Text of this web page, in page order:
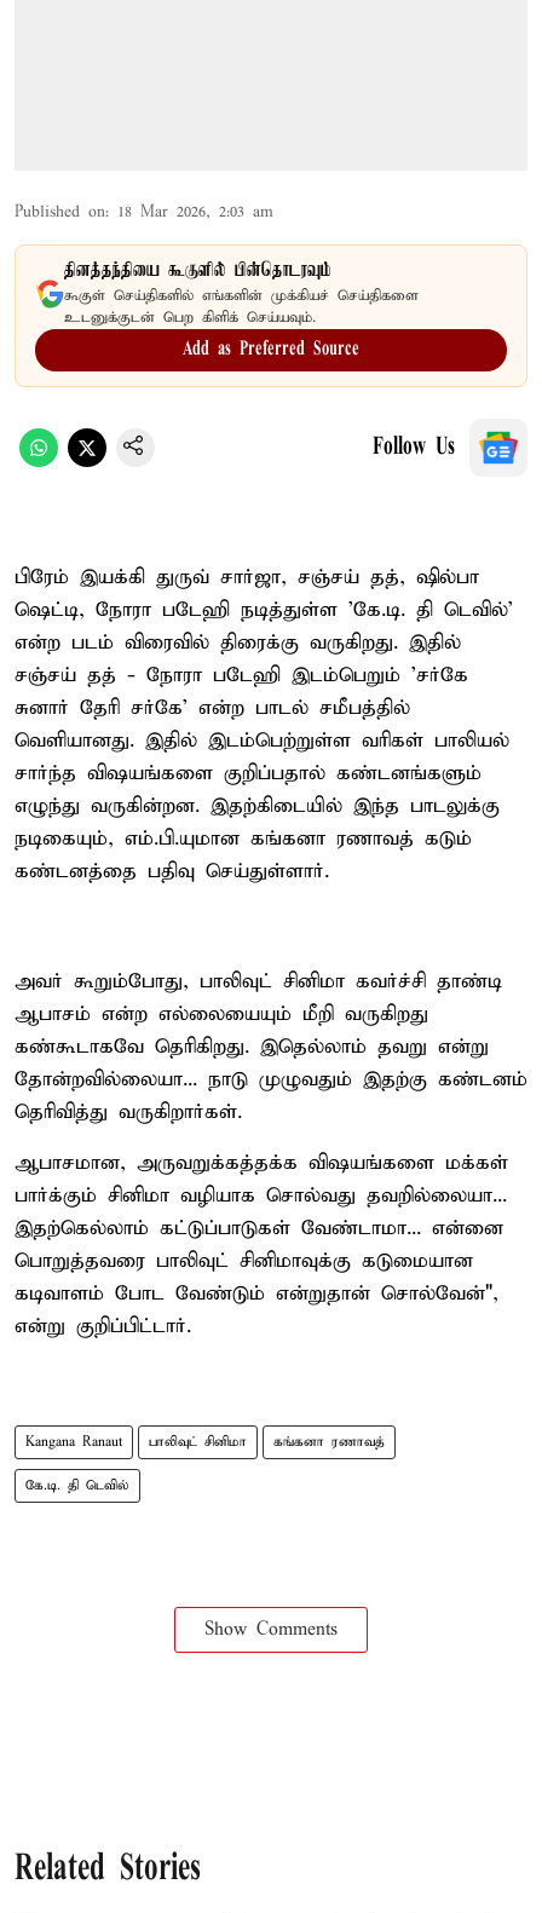
Published on: 18 Mar 2026, 2:03 am
தினத்தந்தியை கூகுளில் பின்தொடரவும்
கூகுள் செய்திகளில் எங்களின் முக்கியச் செய்திகளை
உடனுக்குடன் பெற கிளிக் செய்யவும்.
Add as Preferred Source
Follow Us
பிரேம் இயக்கி துருவ் சார்ஜா, சஞ்சய் தத், ஷில்பா
ஷெட்டி, நோரா படேஹி நடித்துள்ள 'கே.டி. தி டெவில்'
என்ற படம் விரைவில் திரைக்கு வருகிறது. இதில்
சஞ்சய் தத் - நோரா படேஹி இடம்பெறும் 'சர்கே
சுனார் தேரி சர்கே' என்ற பாடல் சமீபத்தில்
வெளியானது. இதில் இடம்பெற்றுள்ள வரிகள் பாலியல்
சார்ந்த விஷயங்களை குறிப்பதால் கண்டனங்களும்
எழுந்து வருகின்றன. இதற்கிடையில் இந்த பாடலுக்கு
நடிகையும், எம்.பி.யுமான கங்கனா ரணாவத் கடும்
கண்டனத்தை பதிவு செய்துள்ளார்.
அவர் கூறும்போது, பாலிவுட் சினிமா கவர்ச்சி தாண்டி
ஆபாசம் என்ற எல்லையையும் மீறி வருகிறது
கண்கூடாகவே தெரிகிறது. இதெல்லாம் தவறு என்று
தோன்றவில்லையா... நாடு முழுவதும் இதற்கு கண்டனம்
தெரிவித்து வருகிறார்கள்.
ஆபாசமான, அருவறுக்கத்தக்க விஷயங்களை மக்கள்
பார்க்கும் சினிமா வழியாக சொல்வது தவறில்லையா...
இதற்கெல்லாம் கட்டுப்பாடுகள் வேண்டாமா... என்னை
பொறுத்தவரை பாலிவுட் சினிமாவுக்கு கடுமையான
கடிவாளம் போட வேண்டும் என்றுதான் சொல்வேன்",
என்று குறிப்பிட்டார்.
Kangana Ranaut பாலிவுட் சினிமா கங்கனா ரணாவத்
கே.டி. தி டெவில்
Show Comments
Related Stories